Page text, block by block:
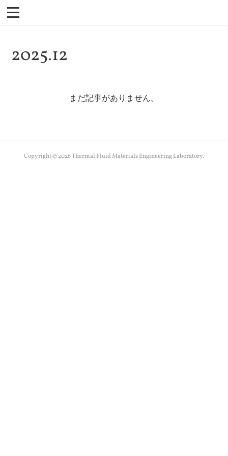
2025.12
まだ記事がありません。
Copyright ©2026Thermal Fluid Materials Engineering Laboratory.